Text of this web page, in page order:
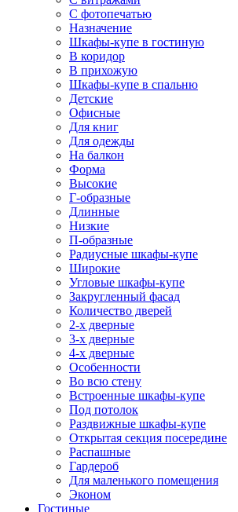
С фотопечатью
Назначение
Шкафы-купе в гостиную
В коридор
В прихожую
Шкафы-купе в спальню
Детские
Офисные
Для книг
Для одежды
На балкон
Форма
Высокие
Г-образные
Длинные
Низкие
П-образные
Радиусные шкафы-купе
Широкие
Угловые шкафы-купе
Закругленный фасад
Количество дверей
2-х дверные
3-х дверные
4-х дверные
Особенности
Во всю стену
Встроенные шкафы-купе
Под потолок
Раздвижные шкафы-купе
Открытая секция посередине
Распашные
Гардероб
Для маленького помещения
Эконом
Гостиные